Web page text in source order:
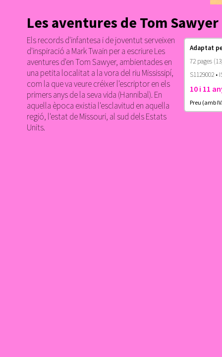
Les aventures de Tom Sawyer
Els records d'infantesa i de joventut serveixen
d'inspiració a Mark Twain per a escriure Les
aventures d'en Tom Sawyer, ambientades en
una petita localitat a la vora del riu Mississipí,
com la que va veure créixer l'escriptor en els
primers anys de la seva vida (Hannibal). En
aquella època existia l'esclavitud en aquella
regió, l'estat de Missouri, al sud dels Estats
Units.
Adaptat
72 pages
S1129002 •
10 i 11
Preu (amb